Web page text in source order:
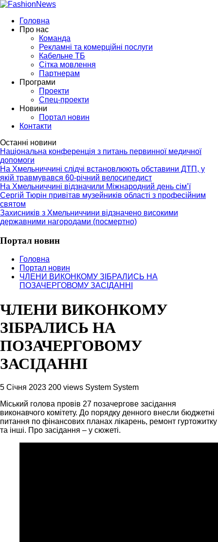
Головна
Про нас
Команда
Рекламні та комерційні послуги
Кабельне ТБ
Сітка мовлення
Партнерам
Програми
Проекти
Спец-проекти
Новини
Портал новин
Контакти
Останні новини
Національна конференція з питань первинної медичної
допомоги
На Хмельниччині слідчі встановлюють обставини ДТП, у
якій травмувався 60-річний велосипедист
На Хмельниччині відзначили Міжнародний день сім’ї
Сергій Тюрін привітав музейників області з професійним
святом
Захисників з Хмельниччини відзначено високими
державними нагородами (посмертно)
Портал новин
Головна
Портал новин
ЧЛЕНИ ВИКОНКОМУ ЗІБРАЛИСЬ НА
ПОЗАЧЕРГОВОМУ ЗАСІДАННІ
ЧЛЕНИ ВИКОНКОМУ
ЗІБРАЛИСЬ НА
ПОЗАЧЕРГОВОМУ
ЗАСІДАННІ
5 Січня 2023 200 views System System
Міський голова провів 27 позачергове засідання
виконавчого комітету. До порядку денного внесли бюджетні
питання по фінансових планах лікарень, ремонт гуртожитку
та інші. Про засідання – у сюжеті.